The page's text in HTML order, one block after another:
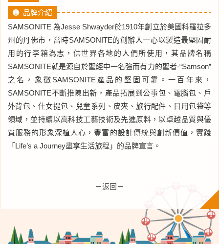
品牌介紹
SAMSONITE 為Jesse Shwayder於1910年創立於美國科羅拉多
州的丹佛市，當時SAMSONITE的創辦人一心以製造最堅固耐
用的行李箱為志，供世界各地的人們所使用，其品牌名稱
SAMSONITE就是源自於聖經中一名強而有力的聖者-“Samson”
之名，象徵SAMSONITE產品的堅固可靠。一百年來，
SAMSONITE不斷推陳出新，產品拓展到公事包、電腦包、戶
外背包、仕女提包、兒童系列、皮夾、旅行配件、日用包袋等
領域，並持續以高科技工藝技術及先進原料，以卓越品質與優
質服務的形象深植人心，豐富的設計傳統與創新價值，實踐
「Life’s a Journey盡享生活旅程」的品牌宣言。
－返回－